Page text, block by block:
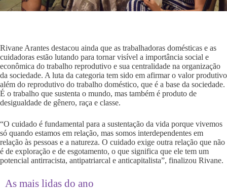
Rivane Arantes destacou ainda que as trabalhadoras domésticas e as
cuidadoras estão lutando para tornar visível a importância social e
econômica do trabalho reprodutivo e sua centralidade na organização
da sociedade. A luta da categoria tem sido em afirmar o valor produtivo
além do reprodutivo do trabalho doméstico, que é a base da sociedade.
É o trabalho que sustenta o mundo, mas também é produto de
desigualdade de gênero, raça e classe.
“O cuidado é fundamental para a sustentação da vida porque vivemos
só quando estamos em relação, mas somos interdependentes em
relação às pessoas e a natureza. O cuidado exige outra relação que não
é de exploração e de esgotamento, o que significa que ele tem um
potencial antirracista, antipatriarcal e anticapitalista”, finalizou Rivane.
As mais lidas do ano